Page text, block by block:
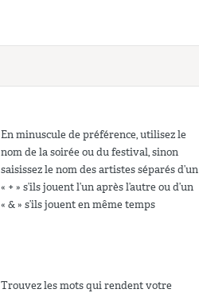
En minuscule de préférence, utilisez le
nom de la soirée ou du festival, sinon
saisissez le nom des artistes séparés d’un
« + » s’ils jouent l’un après l’autre ou d’un
« & » s’ils jouent en même temps
Trouvez les mots qui rendent votre